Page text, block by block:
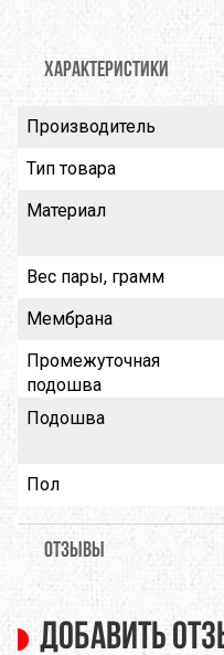
ХАРАКТЕРИСТИКИ
Производитель
Тип товара
Материал
Вес пары, грамм
Мембрана
Промежуточная
подошва
Подошва
Пол
ОТЗЫВЫ
Добавить